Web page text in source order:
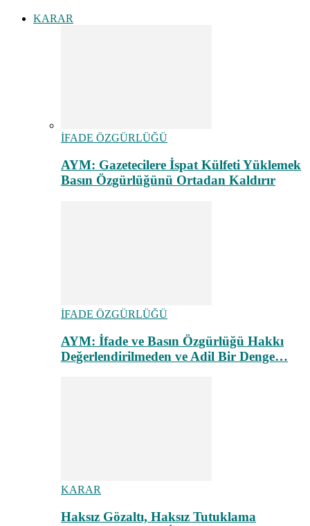
KARAR
İFADE ÖZGÜRLÜĞÜ
AYM: Gazetecilere İspat Külfeti Yüklemek
Basın Özgürlüğünü Ortadan Kaldırır
İFADE ÖZGÜRLÜĞÜ
AYM: İfade ve Basın Özgürlüğü Hakkı
Değerlendirilmeden ve Adil Bir Denge…
KARAR
Haksız Gözaltı, Haksız Tutuklama